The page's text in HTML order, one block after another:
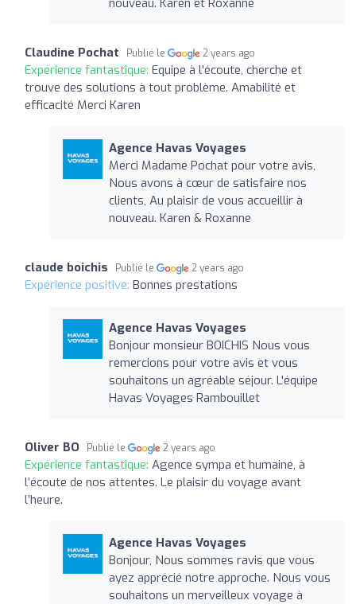
nouveau. Karen et Roxanne
Claudine Pochat Publié le 2 years ago
Expérience fantastique: Equipe à l'écoute, cherche et
trouve des solutions à tout problème. Amabilité et
efficacité Merci Karen
Agence Havas Voyages
Merci Madame Pochat pour votre avis,
Nous avons à cœur de satisfaire nos
clients, Au plaisir de vous accueillir à
nouveau. Karen & Roxanne
claude boichis Publié le 2 years ago
Expérience positive: Bonnes prestations
Agence Havas Voyages
Bonjour monsieur BOICHIS Nous vous
remercions pour votre avis et vous
souhaitons un agréable séjour. L'équipe
Havas Voyages Rambouillet
Oliver BO Publié le 2 years ago
Expérience fantastique: Agence sympa et humaine, à
l’écoute de nos attentes. Le plaisir du voyage avant
l’heure.
Agence Havas Voyages
Bonjour, Nous sommes ravis que vous
ayez apprécié notre approche. Nous vous
souhaitons un merveilleux voyage à